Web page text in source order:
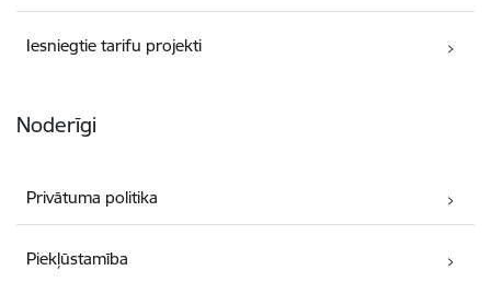
Iesniegtie tarifu projekti
Noderīgi
Privātuma politika
Piekļūstamība